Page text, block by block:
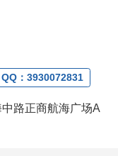
微信联系)
：3930072831
路正商航海广场A